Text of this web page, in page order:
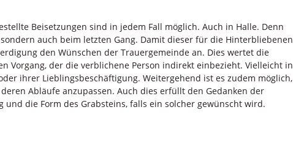
Beisetzungen sind in jedem Fall möglich. Auch in Halle. Denn
auch beim letzten Gang. Damit dieser für die Hinterbliebenen
den Wünschen der Trauergemeinde an. Dies wertet die
Vorgang, der die verblichene Person indirekt einbezieht. Vielleicht in
ihrer Lieblingsbeschäftigung. Weitergehend ist es zudem möglich,
Abläufe anzupassen. Auch dies erfüllt den Gedanken der
die Form des Grabsteins, falls ein solcher gewünscht wird.